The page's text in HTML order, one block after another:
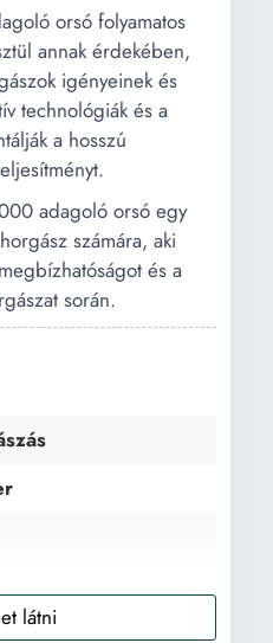
orsó folyamatos
annak érdekében,
igényeinek és
technológiák és a
a hosszú
adagoló orsó egy
számára, aki
és a
során.